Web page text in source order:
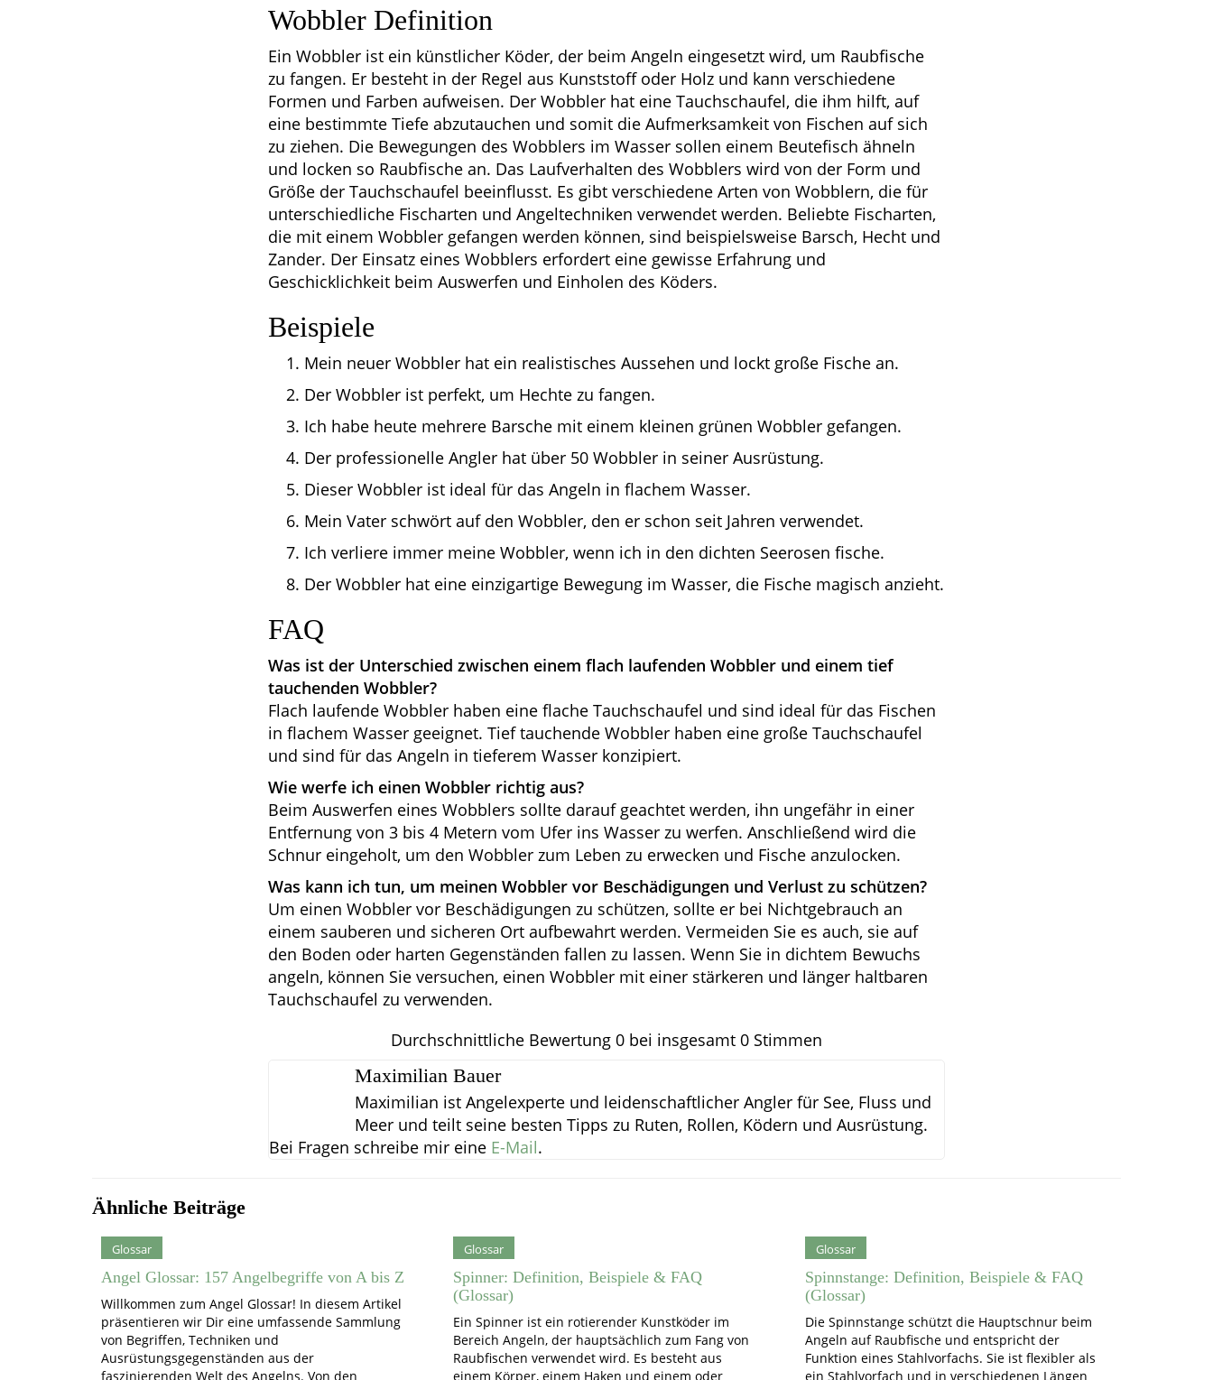
Wobbler Definition
Ein Wobbler ist ein künstlicher Köder, der beim Angeln eingesetzt wird, um Raubfische
zu fangen. Er besteht in der Regel aus Kunststoff oder Holz und kann verschiedene
Formen und Farben aufweisen. Der Wobbler hat eine Tauchschaufel, die ihm hilft, auf
eine bestimmte Tiefe abzutauchen und somit die Aufmerksamkeit von Fischen auf sich
zu ziehen. Die Bewegungen des Wobblers im Wasser sollen einem Beutefisch ähneln
und locken so Raubfische an. Das Laufverhalten des Wobblers wird von der Form und
Größe der Tauchschaufel beeinflusst. Es gibt verschiedene Arten von Wobblern, die für
unterschiedliche Fischarten und Angeltechniken verwendet werden. Beliebte Fischarten,
die mit einem Wobbler gefangen werden können, sind beispielsweise Barsch, Hecht und
Zander. Der Einsatz eines Wobblers erfordert eine gewisse Erfahrung und
Geschicklichkeit beim Auswerfen und Einholen des Köders.
Beispiele
Mein neuer Wobbler hat ein realistisches Aussehen und lockt große Fische an.
Der Wobbler ist perfekt, um Hechte zu fangen.
Ich habe heute mehrere Barsche mit einem kleinen grünen Wobbler gefangen.
Der professionelle Angler hat über 50 Wobbler in seiner Ausrüstung.
Dieser Wobbler ist ideal für das Angeln in flachem Wasser.
Mein Vater schwört auf den Wobbler, den er schon seit Jahren verwendet.
Ich verliere immer meine Wobbler, wenn ich in den dichten Seerosen fische.
Der Wobbler hat eine einzigartige Bewegung im Wasser, die Fische magisch anzieht.
FAQ
Was ist der Unterschied zwischen einem flach laufenden Wobbler und einem tief
tauchenden Wobbler?
Flach laufende Wobbler haben eine flache Tauchschaufel und sind ideal für das Fischen
in flachem Wasser geeignet. Tief tauchende Wobbler haben eine große Tauchschaufel
und sind für das Angeln in tieferem Wasser konzipiert.
Wie werfe ich einen Wobbler richtig aus?
Beim Auswerfen eines Wobblers sollte darauf geachtet werden, ihn ungefähr in einer
Entfernung von 3 bis 4 Metern vom Ufer ins Wasser zu werfen. Anschließend wird die
Schnur eingeholt, um den Wobbler zum Leben zu erwecken und Fische anzulocken.
Was kann ich tun, um meinen Wobbler vor Beschädigungen und Verlust zu schützen?
Um einen Wobbler vor Beschädigungen zu schützen, sollte er bei Nichtgebrauch an
einem sauberen und sicheren Ort aufbewahrt werden. Vermeiden Sie es auch, sie auf
den Boden oder harten Gegenständen fallen zu lassen. Wenn Sie in dichtem Bewuchs
angeln, können Sie versuchen, einen Wobbler mit einer stärkeren und länger haltbaren
Tauchschaufel zu verwenden.
Durchschnittliche Bewertung 0 bei insgesamt 0 Stimmen
Maximilian Bauer
Maximilian ist Angelexperte und leidenschaftlicher Angler für See, Fluss und
Meer und teilt seine besten Tipps zu Ruten, Rollen, Ködern und Ausrüstung.
Bei Fragen schreibe mir eine E-Mail.
Ähnliche Beiträge
Glossar
Angel Glossar: 157 Angelbegriffe von A bis Z
Willkommen zum Angel Glossar! In diesem Artikel
präsentieren wir Dir eine umfassende Sammlung
von Begriffen, Techniken und
Ausrüstungsgegenständen aus der
faszinierenden Welt des Angelns. Von den
Glossar
Spinner: Definition, Beispiele & FAQ
(Glossar)
Ein Spinner ist ein rotierender Kunstköder im
Bereich Angeln, der hauptsächlich zum Fang von
Raubfischen verwendet wird. Es besteht aus
einem Körper, einem Haken und einem oder
Glossar
Spinnstange: Definition, Beispiele & FAQ
(Glossar)
Die Spinnstange schützt die Hauptschnur beim
Angeln auf Raubfische und entspricht der
Funktion eines Stahlvorfachs. Sie ist flexibler als
ein Stahlvorfach und in verschiedenen Längen